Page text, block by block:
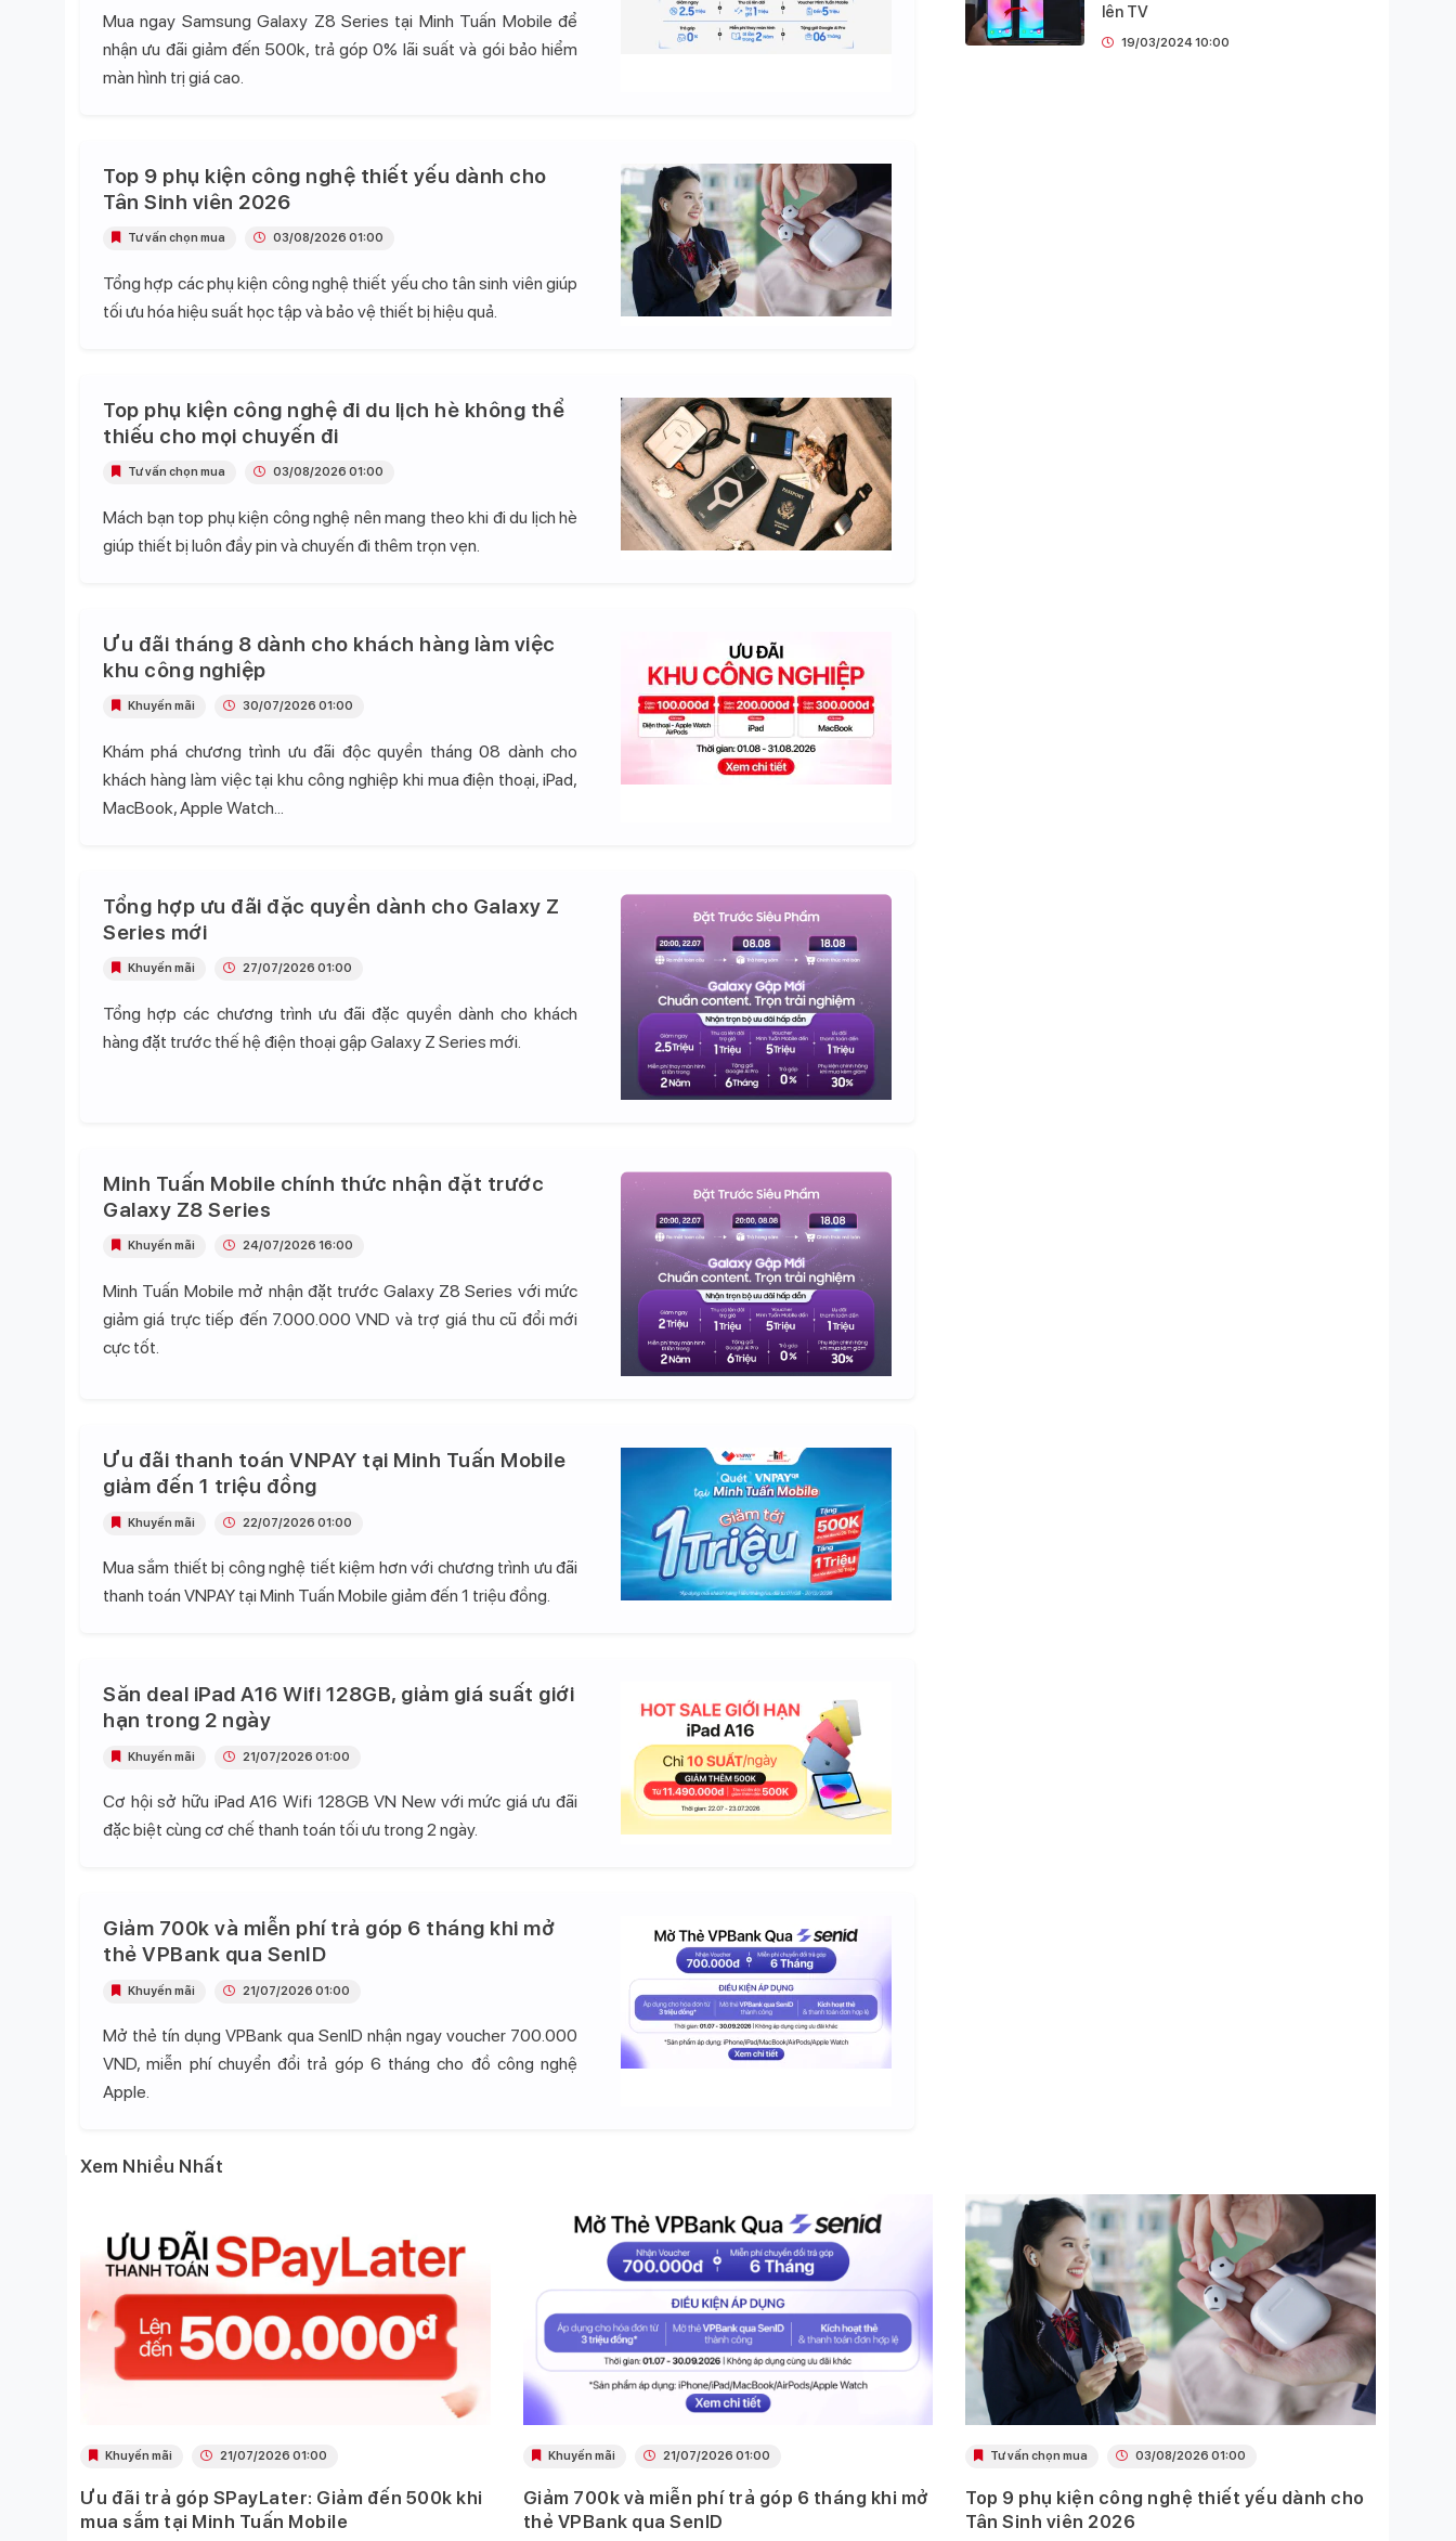
Mua ngay Samsung Galaxy Z8 Series tại Minh Tuấn Mobile để
nhận ưu đãi giảm đến 500k, trả góp 0% lãi suất và gói bảo hiểm
màn hình trị giá cao.
Top 9 phụ kiện công nghệ thiết yếu dành cho
Tân Sinh viên 2026
Tổng hợp các phụ kiện công nghệ thiết yếu cho tân sinh viên giúp
tối ưu hóa hiệu suất học tập và bảo vệ thiết bị hiệu quả.
Tư vấn chọn mua 03/08/2026 01:00
Top phụ kiện công nghệ đi du lịch hè không thể
thiếu cho mọi chuyến đi
Mách bạn top phụ kiện công nghệ nên mang theo khi đi du lịch hè
giúp thiết bị luôn đầy pin và chuyến đi thêm trọn vẹn.
Tư vấn chọn mua 03/08/2026 01:00
Ưu đãi tháng 8 dành cho khách hàng làm việc
khu công nghiệp
Khám phá chương trình ưu đãi độc quyền tháng 08 dành cho
khách hàng làm việc tại khu công nghiệp khi mua điện thoại, iPad,
MacBook, Apple Watch...
Khuyến mãi 30/07/2026 01:00
Tổng hợp ưu đãi đặc quyền dành cho Galaxy Z
Series mới
Tổng hợp các chương trình ưu đãi đặc quyền dành cho khách
hàng đặt trước thế hệ điện thoại gập Galaxy Z Series mới.
Khuyến mãi 27/07/2026 01:00
Minh Tuấn Mobile chính thức nhận đặt trước
Galaxy Z8 Series
Minh Tuấn Mobile mở nhận đặt trước Galaxy Z8 Series với mức
giảm giá trực tiếp đến 7.000.000 VND và trợ giá thu cũ đổi mới
cực tốt.
Khuyến mãi 24/07/2026 16:00
Ưu đãi thanh toán VNPAY tại Minh Tuấn Mobile
giảm đến 1 triệu đồng
Mua sắm thiết bị công nghệ tiết kiệm hơn với chương trình ưu đãi
thanh toán VNPAY tại Minh Tuấn Mobile giảm đến 1 triệu đồng.
Khuyến mãi 22/07/2026 01:00
Săn deal iPad A16 Wifi 128GB, giảm giá suất giới
hạn trong 2 ngày
Cơ hội sở hữu iPad A16 Wifi 128GB VN New với mức giá ưu đãi
đặc biệt cùng cơ chế thanh toán tối ưu trong 2 ngày.
Khuyến mãi 21/07/2026 01:00
Giảm 700k và miễn phí trả góp 6 tháng khi mở
thẻ VPBank qua SenID
Mở thẻ tín dụng VPBank qua SenID nhận ngay voucher 700.000
VND, miễn phí chuyển đổi trả góp 6 tháng cho đồ công nghệ
Apple.
Khuyến mãi 21/07/2026 01:00
19/03/2024 10:00
lên TV
Xem Nhiều Nhất
Khuyến mãi 21/07/2026 01:00
Ưu đãi trả góp SPayLater: Giảm đến 500k khi
mua sắm tại Minh Tuấn Mobile
Khuyến mãi 21/07/2026 01:00
Giảm 700k và miễn phí trả góp 6 tháng khi mở
thẻ VPBank qua SenID
Tư vấn chọn mua 03/08/2026 01:00
Top 9 phụ kiện công nghệ thiết yếu dành cho
Tân Sinh viên 2026